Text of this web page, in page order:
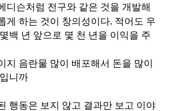
디슨처럼 전구와 같은 것을 개발해
게 하는 것이 창의성이다. 적어도 우
백 년 앞으로 몇 천 년을 이익을 주
지 음란물 많이 배포해서 돈을 많이
니까
행동은 보지 않고 결과만 보고 이야